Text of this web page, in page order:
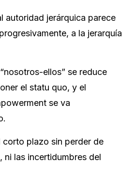
autoridad jerárquica parece
a la jerarquía
ellos” se reduce
el statu quo, y el
se va
corto plazo sin perder de
ni las incertidumbres del